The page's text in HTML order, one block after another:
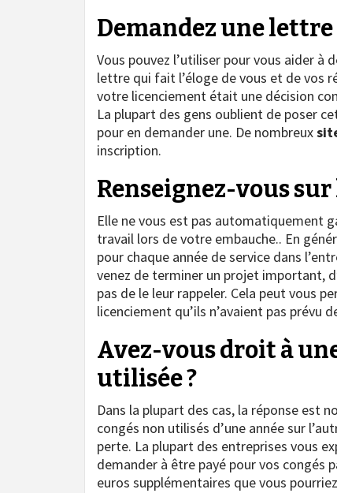
Demandez une
Vous pouvez l’utiliser pour vous aider à
lettre qui fait l’éloge de vous et de vos
votre licenciement était une décision
La plupart des gens oublient de poser
pour en demander une. De nombreux
inscription.
Renseignez-vous
Elle ne vous est pas automatiquement
travail lors de votre embauche.. En
pour chaque année de service dans
venez de terminer un projet important,
pas de le leur rappeler. Cela peut vous
licenciement qu’ils n’avaient pas prévu
Avez-vous droit à
utilisée ?
Dans la plupart des cas, la réponse est
congés non utilisés d’une année sur
perte. La plupart des entreprises vous
demander à être payé pour vos congés
euros supplémentaires que vous